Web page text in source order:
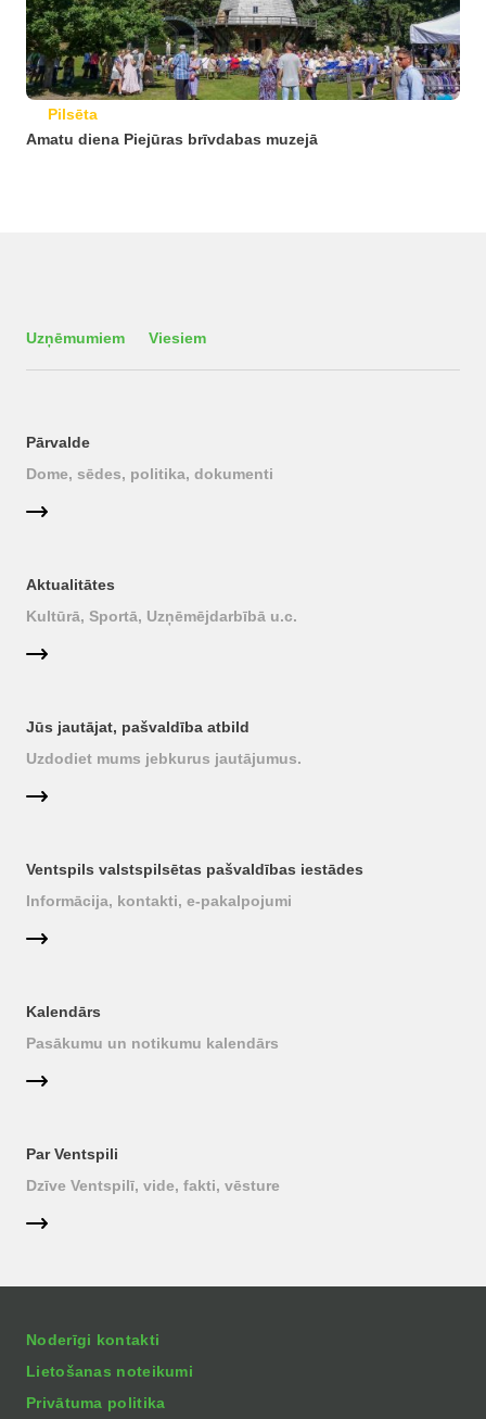
Pilsēta
Amatu diena Piejūras brīvdabas muzejā
Uzņēmumiem Viesiem
Pārvalde
Dome, sēdes, politika, dokumenti
Aktualitātes
Kultūrā, Sportā, Uzņēmējdarbībā u.c.
Jūs jautājat, pašvaldība atbild
Uzdodiet mums jebkurus jautājumus.
Ventspils valstspilsētas pašvaldības iestādes
Informācija, kontakti, e-pakalpojumi
Kalendārs
Pasākumu un notikumu kalendārs
Par Ventspili
Dzīve Ventspilī, vide, fakti, vēsture
Noderīgi kontakti
Lietošanas noteikumi
Privātuma politika